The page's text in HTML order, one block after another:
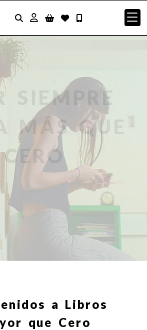
Identifícate
SIEMPRE
MÁS QUE
CERO
a Libros
que Cero